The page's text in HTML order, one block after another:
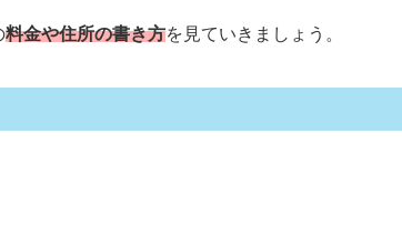
料金や住所の書き方を見ていきましょう。